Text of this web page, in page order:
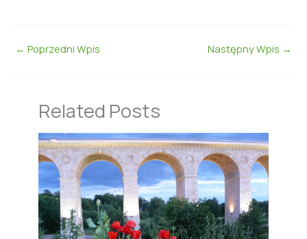
← Poprzedni Wpis Następny Wpis →
Related Posts